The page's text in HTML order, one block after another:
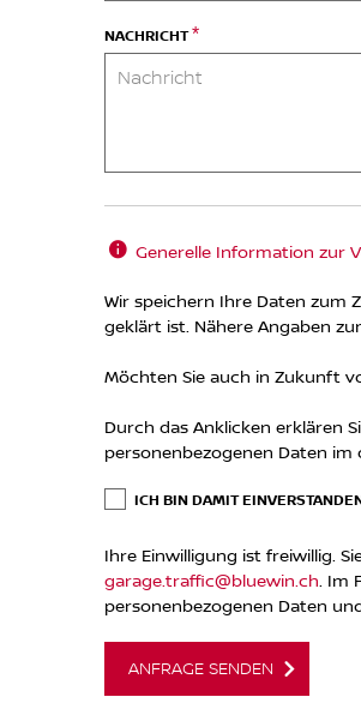
NACHRICHT*
Generelle Information zur
Wir speichern Ihre Daten zum
geklärt ist. Nähere Angaben
Möchten Sie auch in Zukunft
Durch das Anklicken erklären
personenbezogenen Daten
ICH BIN DAMIT
Ihre Einwilligung ist freiwillig.
garage.traffic@bluewin.ch. Im
personenbezogenen Daten
ANFRAGE SENDEN